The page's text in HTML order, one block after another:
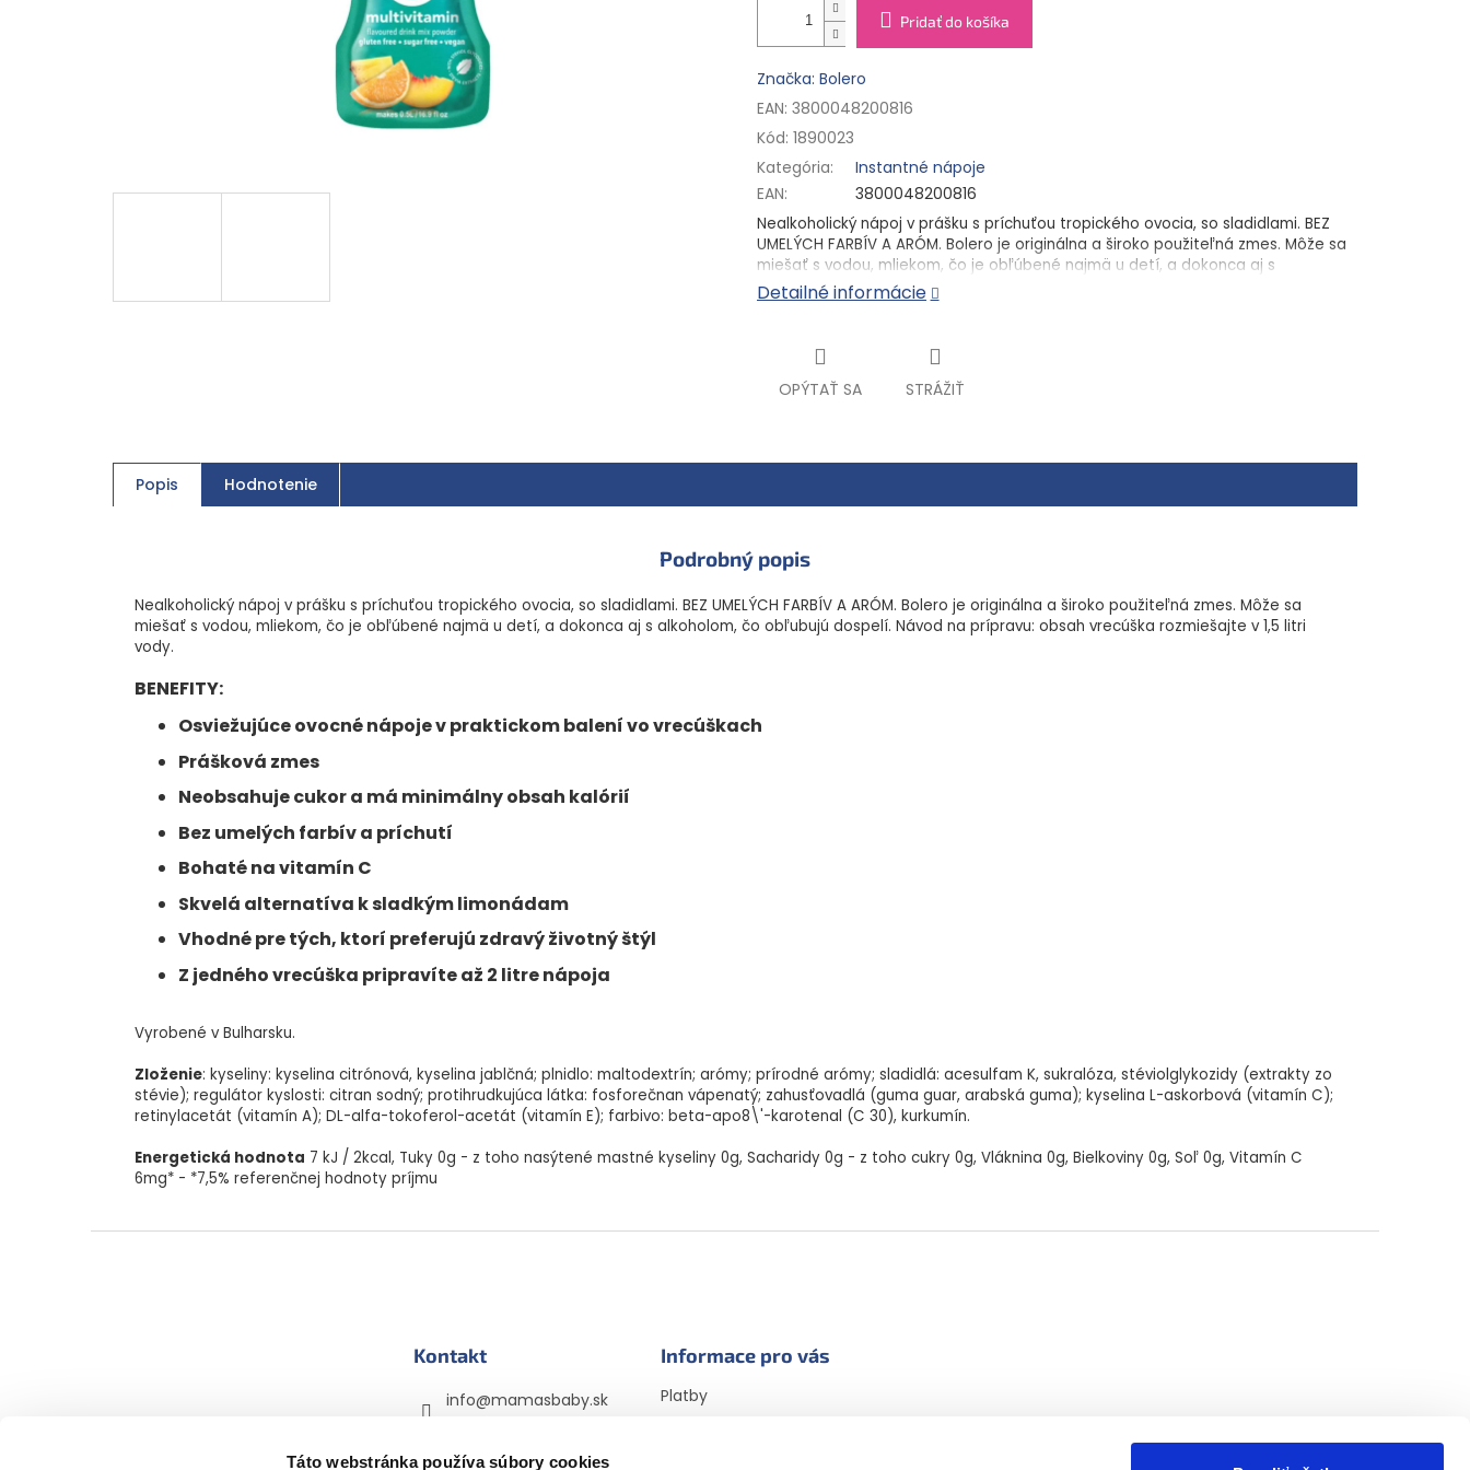
Táto webstránka používa súbory cookies
Pridať do košíka
Značka: Bolero
EAN: 3800048200816
Kód: 1890023
Kategória:
Instantné nápoje
EAN: 3800048200816
Nealkoholický nápoj v prášku s príchuťou tropického ovocia, so sladidlami. BEZ
UMELÝCH FARBÍV A ARÓM. Bolero je originálna a široko použiteľná zmes. Môže sa
miešať s vodou, mliekom, čo je obľúbené najmä u detí, a dokonca aj s
alkoholom, čo obľubujú dospelí. Návod na prípravu: obsah vrecúška rozmiešajte
v 1,5 litri vody.
BENEFITY:
Osviežujúce ovocné nápoje v praktickom balení vo vrecúškach
Neobsahuje cukor a má minimálny obsah kalórií
Vhodné pre tých, ktorí preferujú zdravý životný štýl
Vyrobené v Bulharsku.
Detailné informácie
OPÝTAŤ SA STRÁŽIŤ
Popis Hodnotenie
Podrobný popis
Nealkoholický nápoj v prášku s príchuťou tropického ovocia, so sladidlami. BEZ UMELÝCH FARBÍV A ARÓM. Bolero je originálna a široko použiteľná zmes. Môže sa
miešať s vodou, mliekom, čo je obľúbené najmä u detí, a dokonca aj s alkoholom, čo obľubujú dospelí. Návod na prípravu: obsah vrecúška rozmiešajte v 1,5 litri
vody.
BENEFITY:
Osviežujúce ovocné nápoje v praktickom balení vo vrecúškach
Prášková zmes
Neobsahuje cukor a má minimálny obsah kalórií
Bez umelých farbív a príchutí
Bohaté na vitamín C
Skvelá alternatíva k sladkým limonádam
Vhodné pre tých, ktorí preferujú zdravý životný štýl
Z jedného vrecúška pripravíte až 2 litre nápoja
Vyrobené v Bulharsku.
Zloženie: kyseliny: kyselina citrónová, kyselina jablčná; plnidlo: maltodextrín; arómy; prírodné arómy; sladidlá: acesulfam K, sukralóza, stéviolglykozidy (extrakty zo
stévie); regulátor kyslosti: citran sodný; protihrudkujúca látka: fosforečnan vápenatý; zahusťovadlá (guma guar, arabská guma); kyselina L-askorbová (vitamín C);
retinylacetát (vitamín A); DL-alfa-tokoferol-acetát (vitamín E); farbivo: beta-apo8\'-karotenal (C 30), kurkumín.
Energetická hodnota 7 kJ / 2kcal, Tuky 0g - z toho nasýtené mastné kyseliny 0g, Sacharidy 0g - z toho cukry 0g, Vláknina 0g, Bielkoviny 0g, Soľ 0g, Vitamín C
6mg* - *7,5% referenčnej hodnoty príjmu
Kontakt
info@mamasbaby.sk
mamasbabyczsk
Informace pro vás
Platby